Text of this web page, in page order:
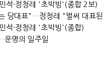
·정청래 '초박빙'(종합 2보)
·정청래 '초박빙'(종합)
명의 일주일